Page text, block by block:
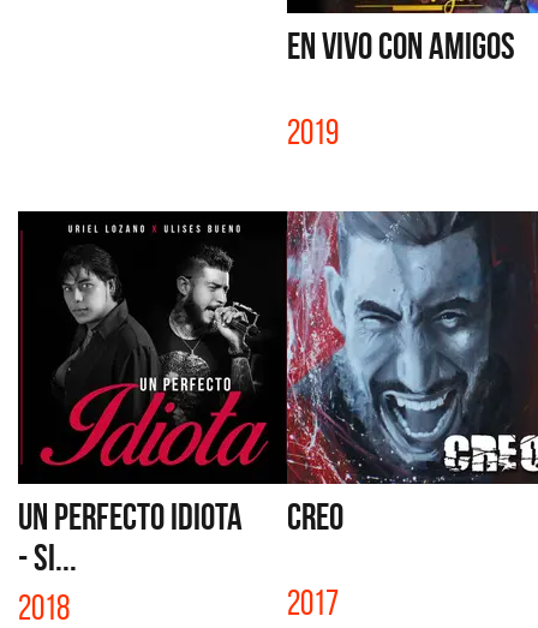
EN VIVO CON AMIGOS
2019
UN PERFECTO IDIOTA
- SI...
2018
CREO
2017